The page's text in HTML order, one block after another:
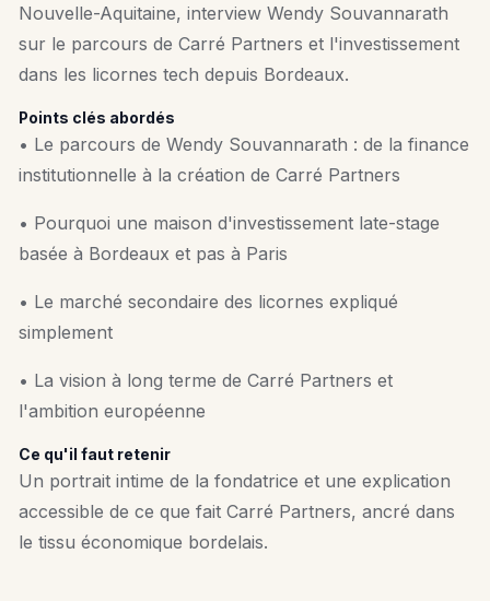
Nouvelle-Aquitaine, interview Wendy Souvannarath
sur le parcours de Carré Partners et l'investissement
dans les licornes tech depuis Bordeaux.
Points clés abordés
• Le parcours de Wendy Souvannarath : de la finance
institutionnelle à la création de Carré Partners
• Pourquoi une maison d'investissement late-stage
basée à Bordeaux et pas à Paris
• Le marché secondaire des licornes expliqué
simplement
• La vision à long terme de Carré Partners et
l'ambition européenne
Ce qu'il faut retenir
Un portrait intime de la fondatrice et une explication
accessible de ce que fait Carré Partners, ancré dans
le tissu économique bordelais.